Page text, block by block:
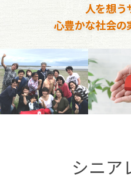
人を想う
心豊かな社会の
シニア